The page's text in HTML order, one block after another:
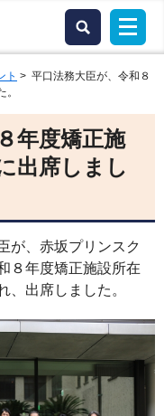
ト > 平口法務大臣が、令和８
年度矯正施
出席しまし
が、赤坂プリンスク
８年度矯正施設所在
、出席しました。